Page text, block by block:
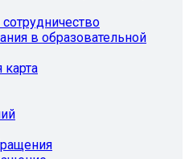
в образовательной
карта